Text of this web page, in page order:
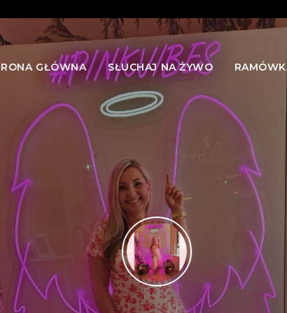
GŁÓWNA SŁUCHAJ NA ŻYWO